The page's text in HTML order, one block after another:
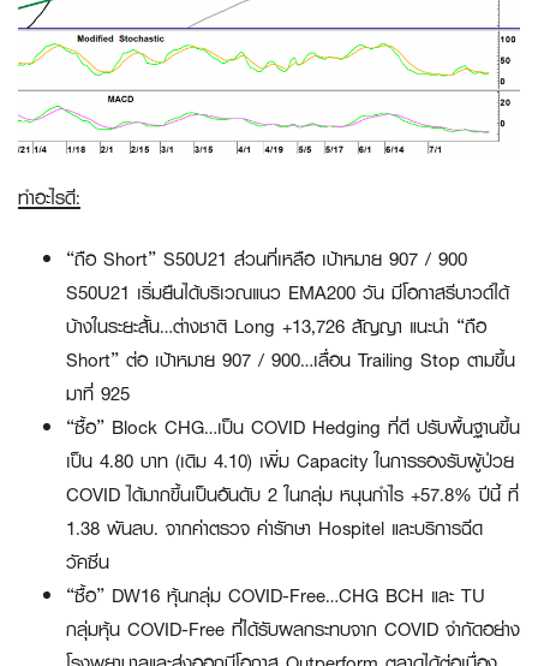
ทำอะไรดี:
“ถือ Short” S50U21 ส่วนที่เหลือ เป้าหมาย 907 / 900
S50U21 เริ่มยืนได้บริเวณแนว EMA200 วัน มีโอกาสรีบาวด์ได้
บ้างในระยะสั้น…ต่างชาติ Long +13,726 สัญญา แนะนำ “ถือ
Short” ต่อ เป้าหมาย 907 / 900…เลื่อน Trailing Stop ตามขึ้น
มาที่ 925
“ซื้อ” Block CHG…เป็น COVID Hedging ที่ดี ปรับพื้นฐานขึ้น
เป็น 4.80 บาท (เดิม 4.10) เพิ่ม Capacity ในการรองรับผู้ป่วย
COVID ได้มากขึ้นเป็นอันดับ 2 ในกลุ่ม หนุนกำไร +57.8% ปีนี้ ที่
1.38 พันลบ. จากค่าตรวจ ค่ารักษา Hospitel และบริการฉีด
วัคซีน
“ซื้อ” DW16 หุ้นกลุ่ม COVID-Free…CHG BCH และ TU
กลุ่มหุ้น COVID-Free ที่ได้รับผลกระทบจาก COVID จำกัดอย่าง